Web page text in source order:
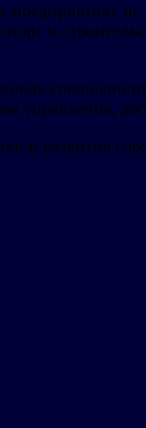
предприятиях
и
управления,
и развития